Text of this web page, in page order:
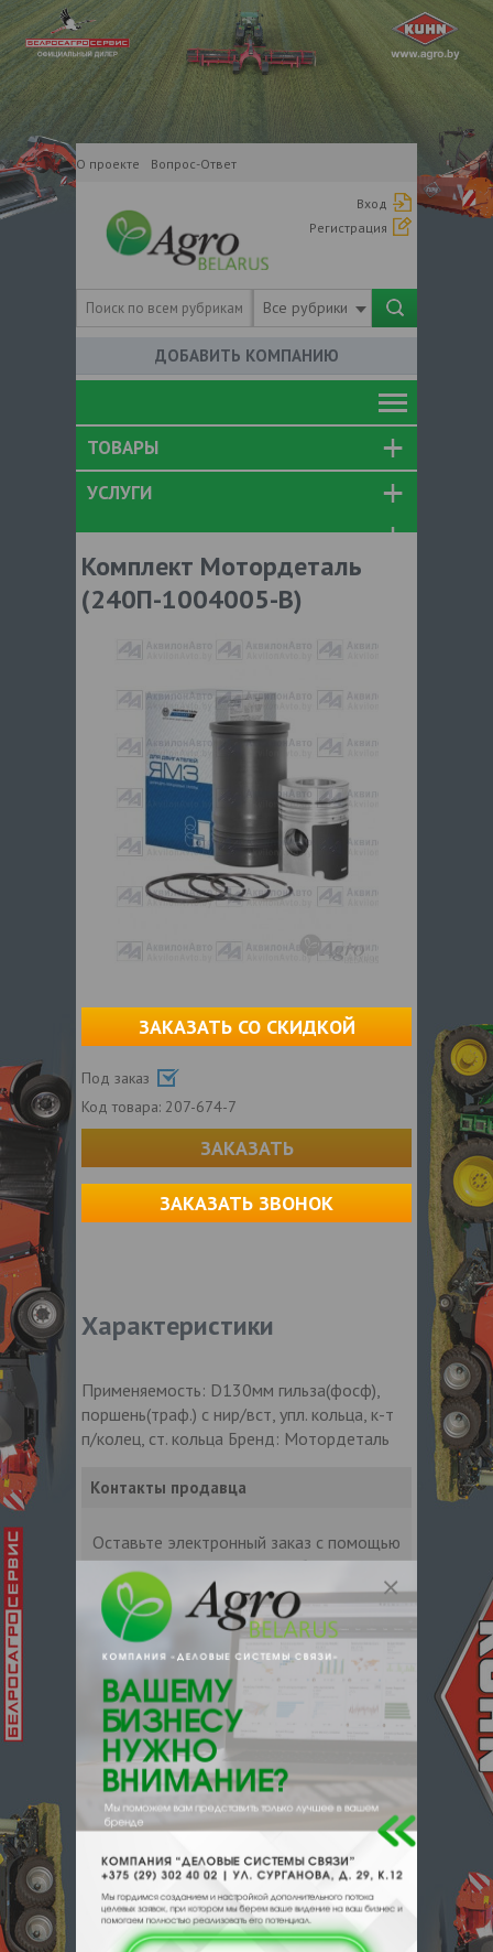
О проекте Вопрос-Ответ
Вход
Регистрация
Все рубрики
ДОБАВИТЬ КОМПАНИЮ
ТОВАРЫ
УСЛУГИ
Комплект Мотордеталь
(240П-1004005-В)
ЗАКАЗАТЬ СО СКИДКОЙ
Под заказ
Код товара: 207-674-7
ЗАКАЗАТЬ
ЗАКАЗАТЬ ЗВОНОК
Характеристики
Применяемость: D130мм гильза(фосф),
поршень(траф.) с нир/вст, упл. кольца, к-т
п/колец, ст. кольца Бренд: Мотордеталь
Контакты продавца
Оставьте электронный заказ с помощью
кнопки "Заказать" и мы подберем для
Вас подходящую компанию
поставщика.